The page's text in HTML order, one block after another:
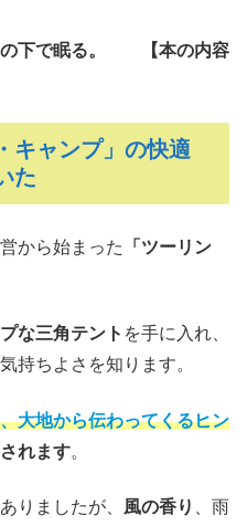
下で眠る。
【本の内容
キャンプ」の快適
た
から始まった
「ツーリン
な三角テント を手に入れ、
持ちよさを知ります。
大地から伝わってくるヒン
れます。
りましたが、 風の香り
、雨